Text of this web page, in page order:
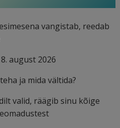
vangistab, reedab
august 2026
ja mida vältida?
valid, räägib sinu kõige